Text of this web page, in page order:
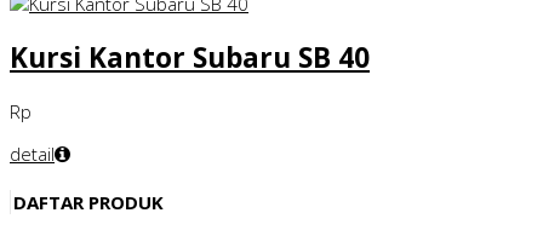
Kursi Kantor Subaru SB 40
Rp
detail
DAFTAR PRODUK